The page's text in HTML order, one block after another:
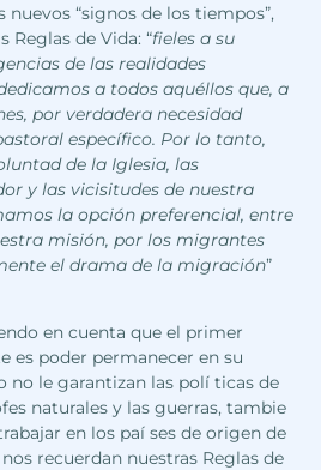
“signos de los tiempos”,
Reglas de Vida: “fieles a su
de las realidades
a todos aquéllos que, a
por verdadera necesidad
específico. Por lo tanto,
de la Iglesia, las
y las vicisitudes de nuestra
la opción preferencial, entre
misión, por los migrantes
el drama de la migración”
en cuenta que el primer
es poder permanecer en su
no le garantizan las polí ticas de
naturales y las guerras, tambie
en los paí ses de origen de
recuerdan nuestras Reglas de